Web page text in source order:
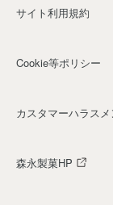
サイト利用規約
Cookie等ポリシー
カスタマーハラス
森永製菓HP